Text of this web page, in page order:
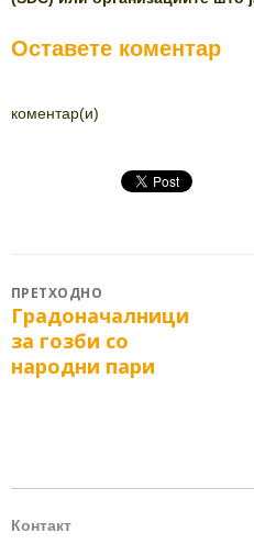
Оставете коментар
коментар(и)
Post
navigation
ПРЕТХОДНО
Previous
post:
Градоначалници
за гозби со
народни пари
Контакт